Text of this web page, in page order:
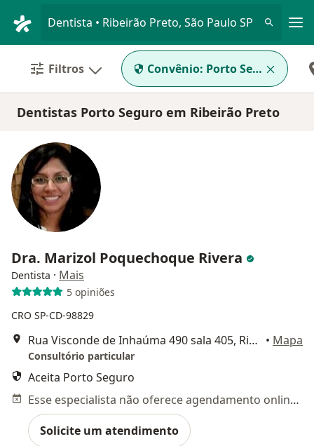
Dentista • Ribeirão Preto, São Paulo SP
Filtros Convênio: Porto Seguro
Dentistas Porto Seguro em Ribeirão Preto
Dra. Marizol Poquechoque Rivera
Dentista · Mais
5 opiniões
CRO SP-CD-98829
Rua Visconde de Inhaúma 490 sala 405, Ribeirão Preto • Mapa
Consultório particular
Aceita Porto Seguro
Esse especialista não oferece agendamento online para esse endereço.
Solicite um atendimento